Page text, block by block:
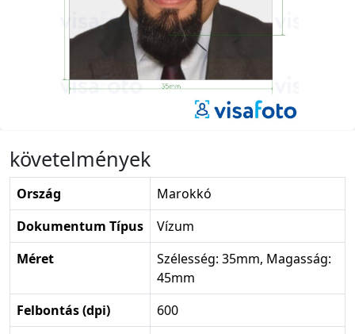
követelmények
Ország
Marokkó
Dokumentum Típus
Vízum
Méret
Szélesség: 35mm, Magasság:
45mm
Felbontás (dpi)
600